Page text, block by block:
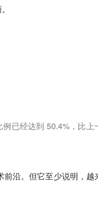
已经达到 50.4%，比上
前沿。但它至少说明，越